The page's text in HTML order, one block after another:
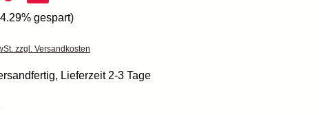
gespart)
zzgl. Versandkosten
Lieferzeit 2-3 Tage